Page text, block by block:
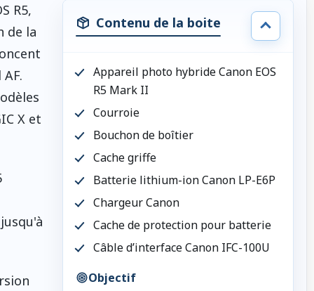
R5,
de la
X et
Contenu de la boite
Appareil photo hybride Canon EOS
R5 Mark II
Courroie
Bouchon de boîtier
Cache griffe
Batterie lithium-ion Canon LP-E6P
Chargeur Canon
Cache de protection pour batterie
Câble d’interface Canon IFC-100U
Objectif